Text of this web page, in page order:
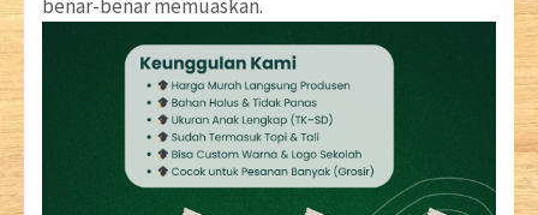
benar-benar memuaskan.